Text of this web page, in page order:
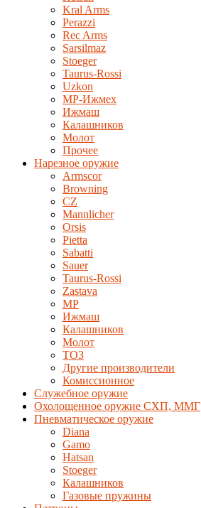
Kral Arms
Perazzi
Rec Arms
Sarsilmaz
Stoeger
Taurus-Rossi
Uzkon
MP-Ижмех
Ижмаш
Калашников
Молот
Прочее
Нарезное оружие
Armscor
Browning
CZ
Mannlicher
Orsis
Pietta
Sabatti
Sauer
Taurus-Rossi
Zastava
MP
Ижмаш
Калашников
Молот
ТОЗ
Другие производители
Комиссионное
Служебное оружие
Охолощенное оружие СХП, ММГ
Пневматическое оружие
Diana
Gamo
Hatsan
Stoeger
Калашников
Газовые пружины